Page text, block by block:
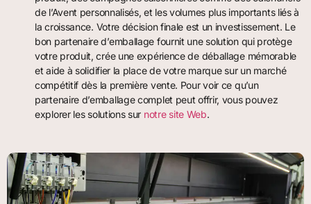
de l’Avent personnalisés, et les volumes plus importants liés à
la croissance. Votre décision finale est un investissement. Le
bon partenaire d’emballage fournit une solution qui protège
votre produit, crée une expérience de déballage mémorable
et aide à solidifier la place de votre marque sur un marché
compétitif dès la première vente. Pour voir ce qu’un
partenaire d’emballage complet peut offrir, vous pouvez
explorer les solutions sur notre site Web.